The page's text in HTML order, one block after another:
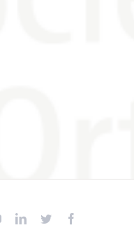
YouTubeLinkedinTwitter